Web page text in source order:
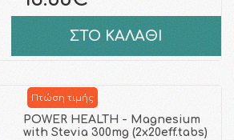
ΣΤΟ ΚΑΛΑΘΙ
Πτώση τιμής
POWER HEALTH - Magnesium
with Stevia 300mg (2x20eff.tabs)